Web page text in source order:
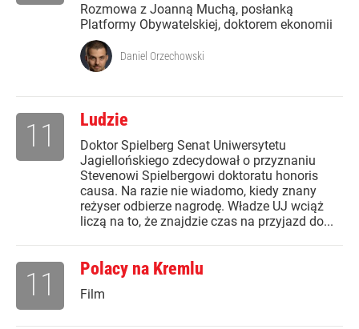
Rozmowa z Joanną Muchą, posłanką
Platformy Obywatelskiej, doktorem ekonomii
Daniel Orzechowski
Ludzie
Doktor Spielberg Senat Uniwersytetu
Jagiellońskiego zdecydował o przyznaniu
Stevenowi Spielbergowi doktoratu honoris
causa. Na razie nie wiadomo, kiedy znany
reżyser odbierze nagrodę. Władze UJ wciąż
liczą na to, że znajdzie czas na przyjazd do...
11
Polacy na Kremlu
Film
11